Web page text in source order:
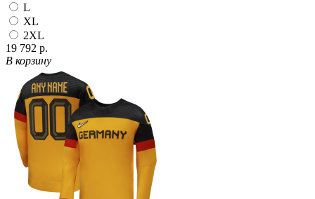
L
XL
2XL
19 792 р.
В корзину